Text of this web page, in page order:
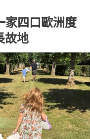
家四口歐洲度
故地